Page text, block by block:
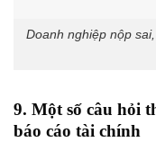
Doanh nghiệp nộp
9. Một số câu hỏi
báo cáo tài chính